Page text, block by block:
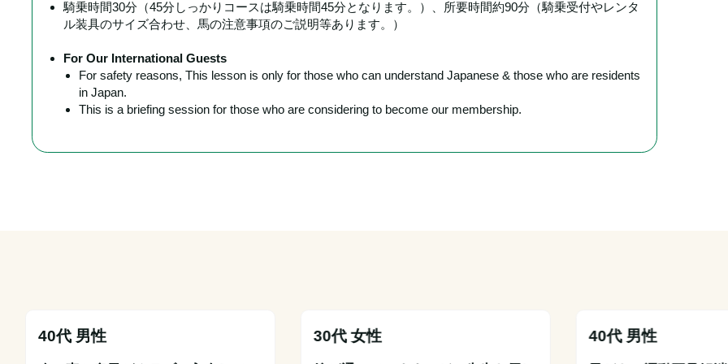
騎乗時間30分（45分しっかりコースは騎乗時間45分となります。）、所要時間約90分（騎乗受付やレンタ
ル装具のサイズ合わせ、馬の注意事項のご説明等あります。）
For Our International Guests
For safety reasons, This lesson is only for those who can understand Japanese & those who are residents
in Japan.
This is a briefing session for those who are considering to become our membership.
40代 男性 30代 女性 40代 男性